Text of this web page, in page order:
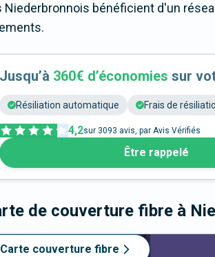
Niederbronnois bénéficient d'un
Jusqu’à 360€ d’économies sur
Résiliation automatique Frais de
4,2sur 3093 avis, par Avis Vérifiés
Être rappelé
de couverture fibre à
Carte couverture fibre